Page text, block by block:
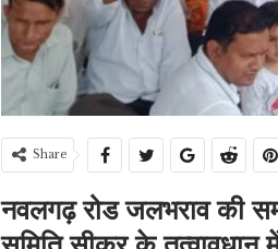
Share
नवलगढ़ रोड जलभराव की